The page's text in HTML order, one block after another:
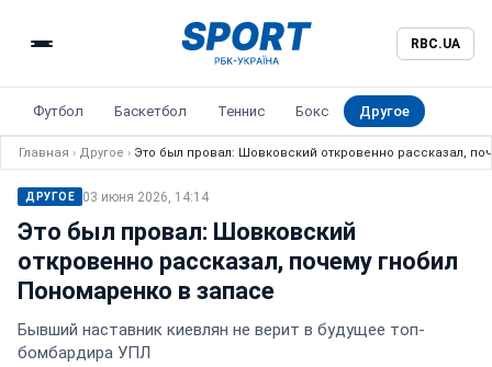
RBC.UA
Футбол Баскетбол Теннис Бокс Другое
Главная › Другое › Это был провал: Шовковский откровенно рассказал,
ДРУГОЕ 03 июня 2026, 14:14
Это был провал: Шовковский
откровенно рассказал, почему гнобил
Пономаренко в запасе
Бывший наставник киевлян не верит в будущее топ-
бомбардира УПЛ